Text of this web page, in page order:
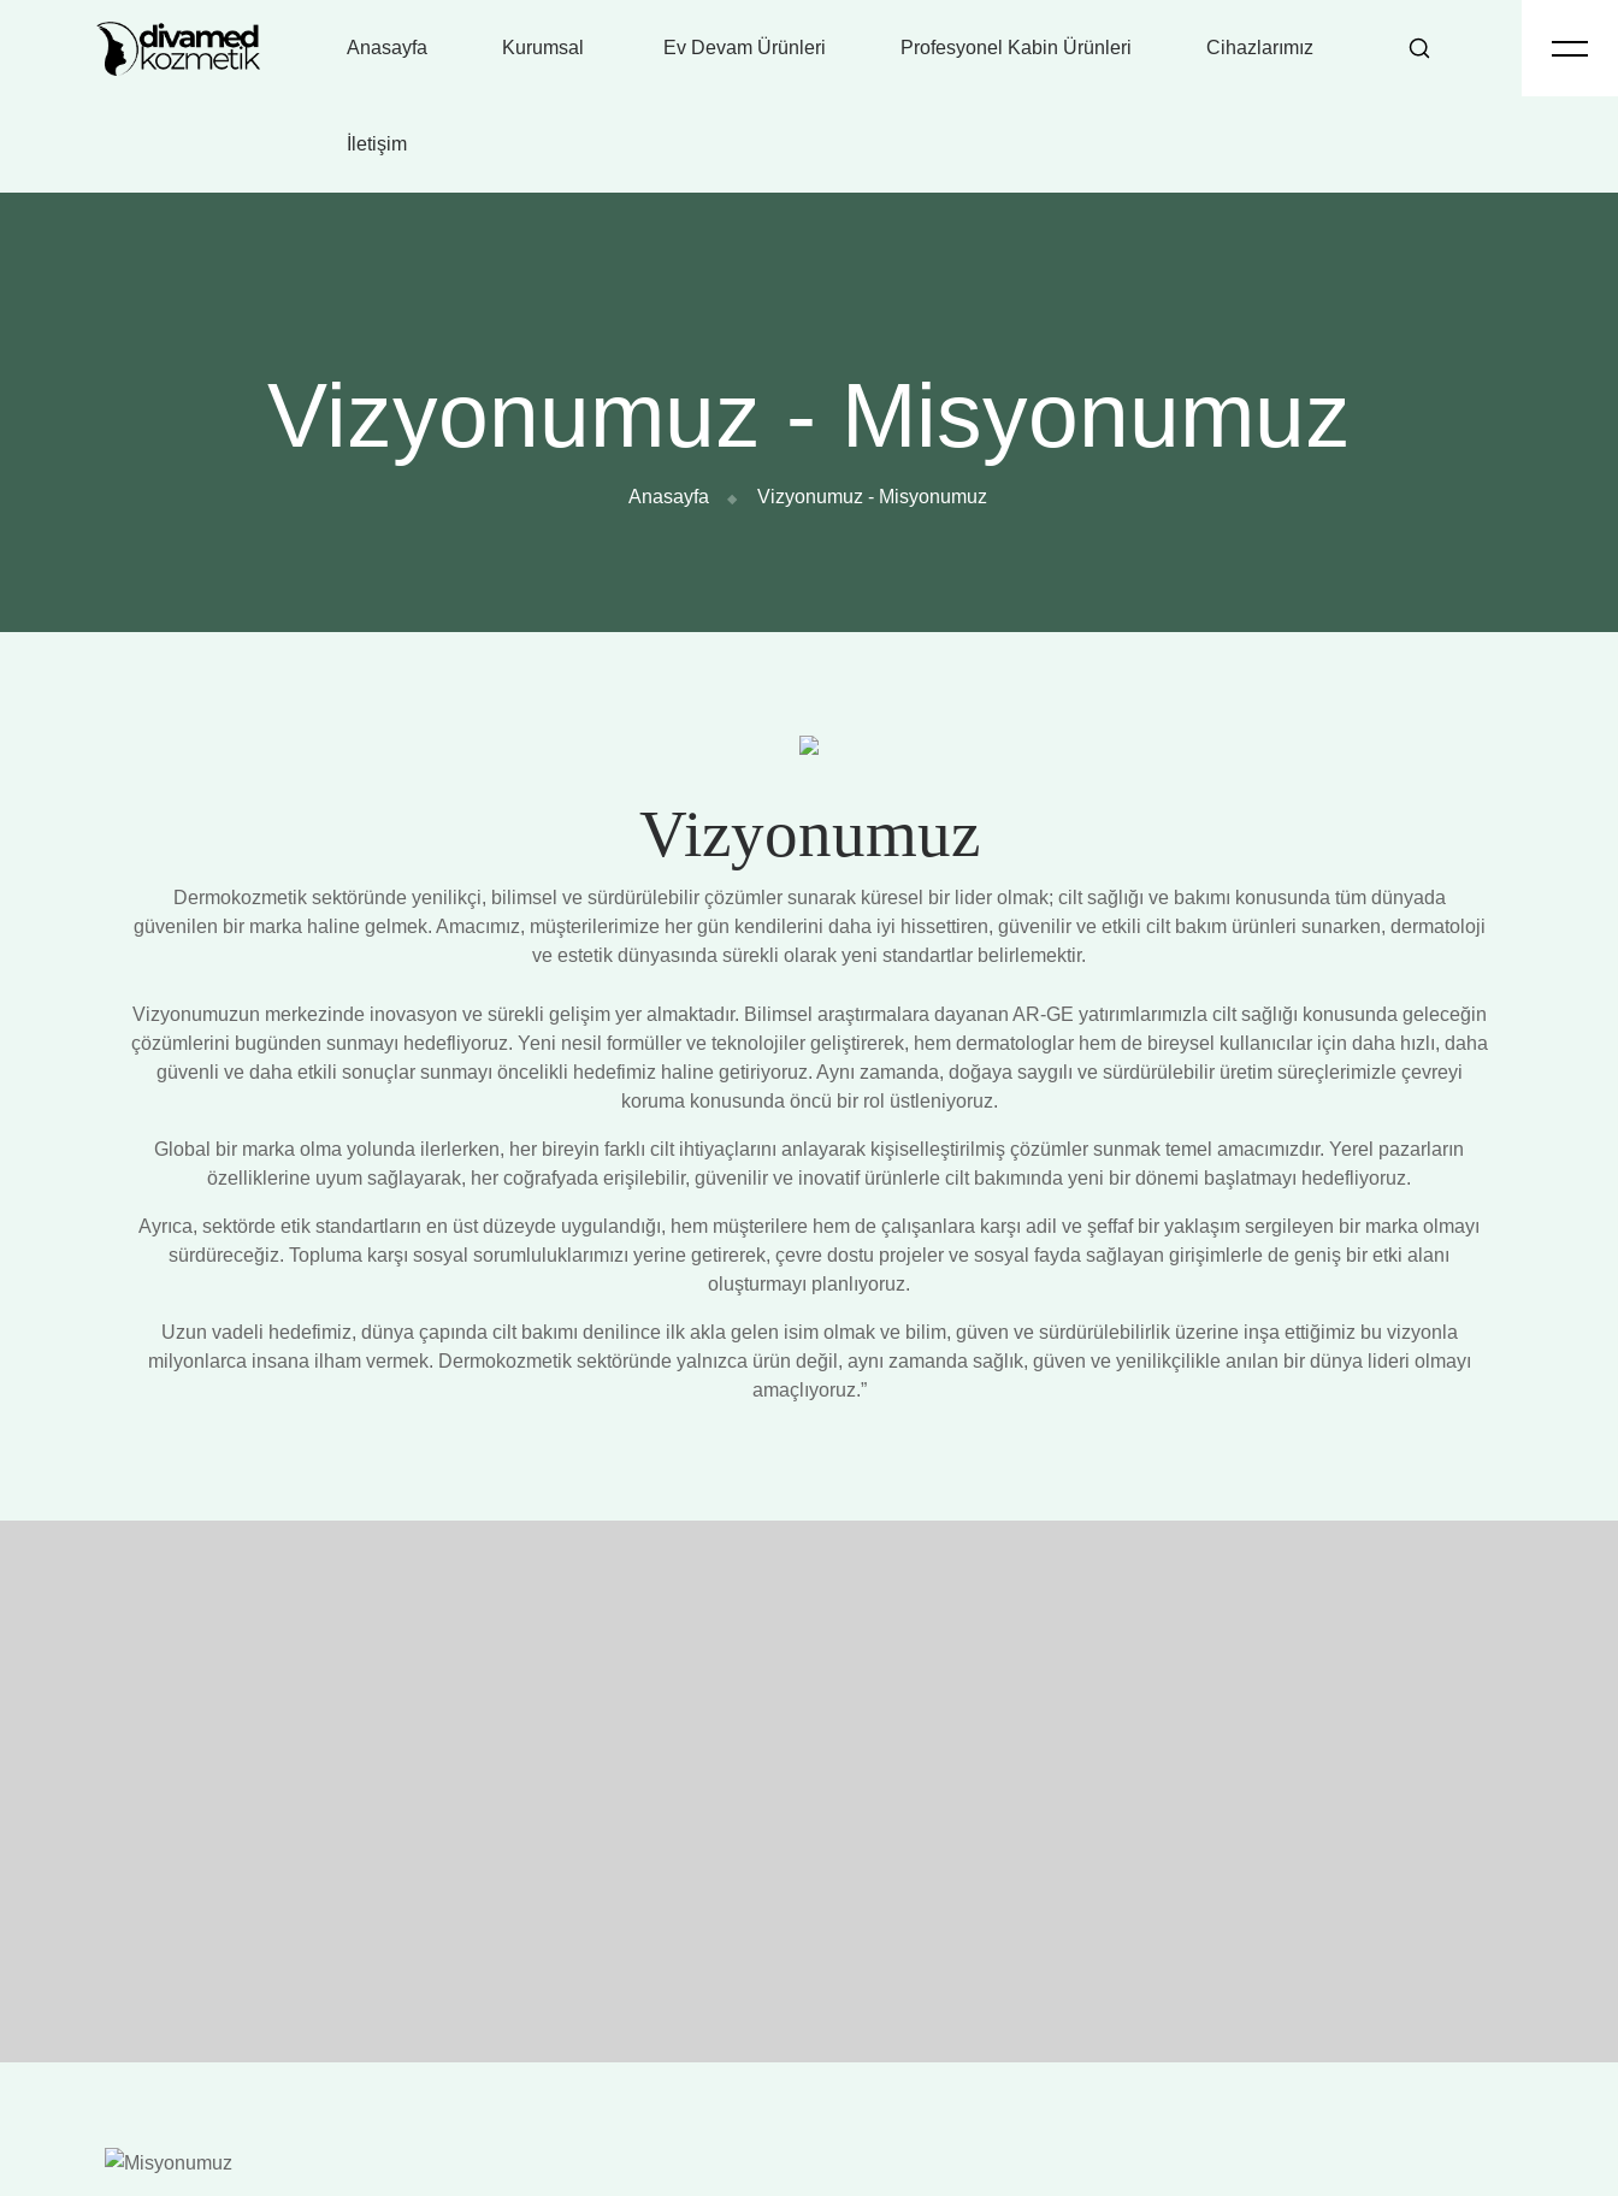
Anasayfa Kurumsal Ev Devam Ürünleri Profesyonel Kabin Ürünleri Cihazlarımız
İletişim
Vizyonumuz - Misyonumuz
Anasayfa Vizyonumuz - Misyonumuz
Vizyonumuz
Dermokozmetik sektöründe yenilikçi, bilimsel ve sürdürülebilir çözümler sunarak küresel bir lider olmak; cilt sağlığı ve bakımı konusunda tüm dünyada
güvenilen bir marka haline gelmek. Amacımız, müşterilerimize her gün kendilerini daha iyi hissettiren, güvenilir ve etkili cilt bakım ürünleri sunarken, dermatoloji
ve estetik dünyasında sürekli olarak yeni standartlar belirlemektir.
Vizyonumuzun merkezinde inovasyon ve sürekli gelişim yer almaktadır. Bilimsel araştırmalara dayanan AR-GE yatırımlarımızla cilt sağlığı konusunda geleceğin
çözümlerini bugünden sunmayı hedefliyoruz. Yeni nesil formüller ve teknolojiler geliştirerek, hem dermatologlar hem de bireysel kullanıcılar için daha hızlı, daha
güvenli ve daha etkili sonuçlar sunmayı öncelikli hedefimiz haline getiriyoruz. Aynı zamanda, doğaya saygılı ve sürdürülebilir üretim süreçlerimizle çevreyi
koruma konusunda öncü bir rol üstleniyoruz.
Global bir marka olma yolunda ilerlerken, her bireyin farklı cilt ihtiyaçlarını anlayarak kişiselleştirilmiş çözümler sunmak temel amacımızdır. Yerel pazarların
özelliklerine uyum sağlayarak, her coğrafyada erişilebilir, güvenilir ve inovatif ürünlerle cilt bakımında yeni bir dönemi başlatmayı hedefliyoruz.
Ayrıca, sektörde etik standartların en üst düzeyde uygulandığı, hem müşterilere hem de çalışanlara karşı adil ve şeffaf bir yaklaşım sergileyen bir marka olmayı
sürdüreceğiz. Topluma karşı sosyal sorumluluklarımızı yerine getirerek, çevre dostu projeler ve sosyal fayda sağlayan girişimlerle de geniş bir etki alanı
oluşturmayı planlıyoruz.
Uzun vadeli hedefimiz, dünya çapında cilt bakımı denilince ilk akla gelen isim olmak ve bilim, güven ve sürdürülebilirlik üzerine inşa ettiğimiz bu vizyonla
milyonlarca insana ilham vermek. Dermokozmetik sektöründe yalnızca ürün değil, aynı zamanda sağlık, güven ve yenilikçilikle anılan bir dünya lideri olmayı
amaçlıyoruz.”